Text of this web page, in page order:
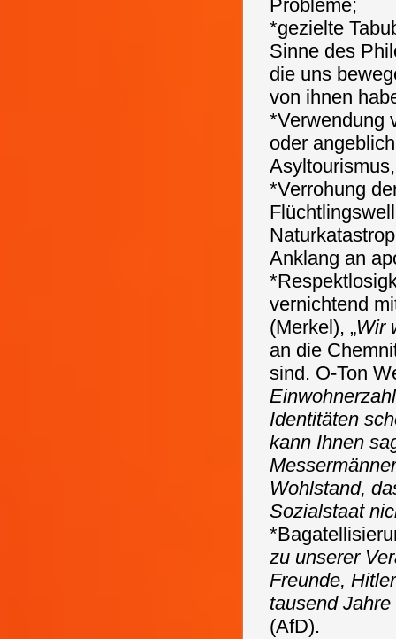
Probleme;
*gezielte
Sinne des
die uns
von ihnen
*Verwendung
oder
*Verrohung
Anklang an
vernichtend
(Merkel), „Wir
an die
sind. O-Ton
Identitäten
kann Ihnen
Wohlstand,
Sozialstaat
zu unserer
Freunde,
tausend
(AfD).